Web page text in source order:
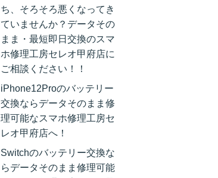
ち、そろそろ悪くなってき
ていませんか？データその
まま・最短即日交換のスマ
ホ修理工房セレオ甲府店に
ご相談ください！！
iPhone12Proのバッテリー
交換ならデータそのまま修
理可能なスマホ修理工房セ
レオ甲府店へ！
Switchのバッテリー交換な
らデータそのまま修理可能